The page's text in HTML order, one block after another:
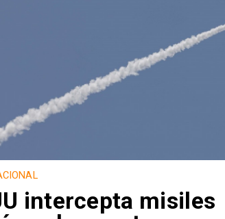
intercepta misiles